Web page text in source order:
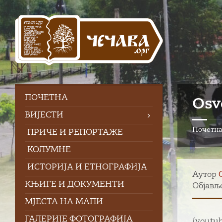
Skip
content
Skip
left
sidebar
Skip
footer
Почетна
Аутор
ПOЧЕТНА
ВИЈЕСТИ
ПРИЧЕ И РЕПОРТАЖЕ
КОЛУМНЕ
ИСТОРИЈА И ЕТНОГРАФИЈА
КЊИГЕ И ДОКУМЕНТИ
МЈЕСТА НА МАПИ
ГАЛЕРИЈЕ ФОТОГРАФИЈА